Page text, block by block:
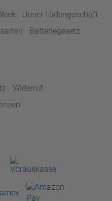
Unser Ladengeschäft
Batteriegesetz
Widerruf